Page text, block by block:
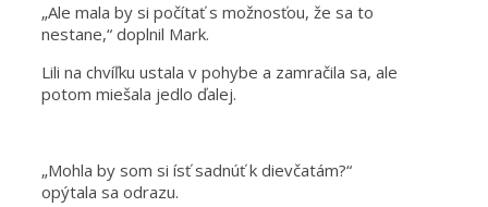
„Ale mala by si počítať s možnosťou, že sa to
nestane,“ doplnil Mark.
Lili na chvíľku ustala v pohybe a zamračila sa, ale
potom miešala jedlo ďalej.
„Mohla by som si ísť sadnúť k dievčatám?“
opýtala sa odrazu.